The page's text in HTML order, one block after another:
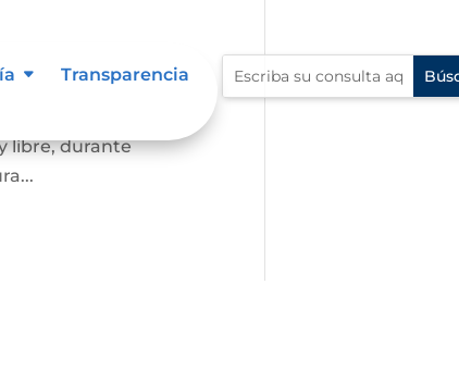
Transparencia
personas que, sin
libre, durante